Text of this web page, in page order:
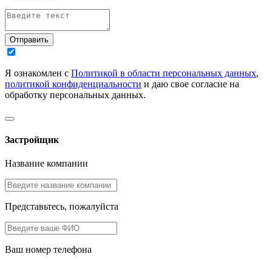
Отправить
Я ознакомлен с Политикой в области персональных данных,
политикой конфиденциальности и даю свое согласие на
обработку персональных данных.
Застройщик
Название компании
Представьтесь, пожалуйста
Ваш номер телефона